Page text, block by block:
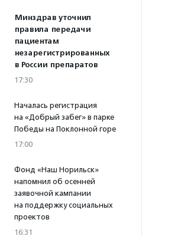
Минздрав уточнил
правила передачи
пациентам
незарегистрированных
в России препаратов
17:30
Началась регистрация
на «Добрый забег» в парке
Победы на Поклонной горе
17:00
Фонд «Наш Норильск»
напомнил об осенней
заявочной кампании
на поддержку социальных
проектов
16:31